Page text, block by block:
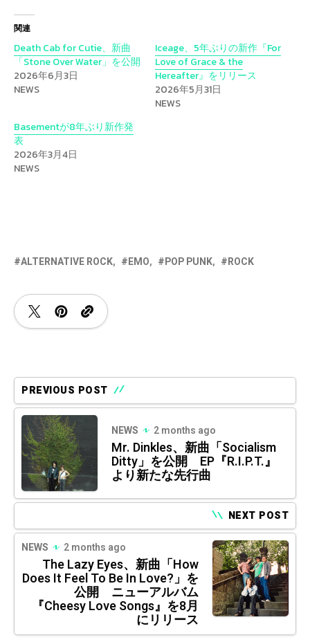
関連
Death Cab for Cutie、新曲
「Stone Over Water」を公開
2026年6月3日
NEWS
Iceage、5年ぶりの新作『For
Love of Grace & the
Hereafter』をリリース
2026年5月31日
NEWS
Basementが8年ぶり新作発
表
2026年3月4日
NEWS
ALTERNATIVE ROCK EMO POP PUNK ROCK
PREVIOUS POST
NEWS 2 months ago
Mr. Dinkles、新曲「Socialism
Ditty」を公開 EP『R.I.P.T.』
より新たな先行曲
NEXT POST
NEWS 2 months ago
The Lazy Eyes、新曲「How
Does It Feel To Be In Love?」を
公開 ニューアルバム
『Cheesy Love Songs』を8月
にリリース